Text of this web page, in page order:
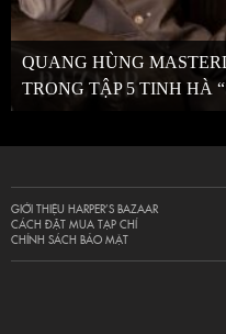
QUANG HÙNG
TRONG TẬP 5 TINH HÀ
GIỚI THIỆU HARPER’S BAZAAR
CÁCH ĐẶT MUA TẠP CHÍ
CHÍNH SÁCH BẢO MẬT